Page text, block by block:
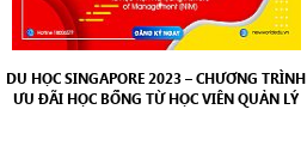
DU HỌC SINGAPORE 2023 – CHƯƠNG TRÌNH
ƯU ĐÃI HỌC BỔNG TỪ HỌC VIÊN QUẢN LÝ